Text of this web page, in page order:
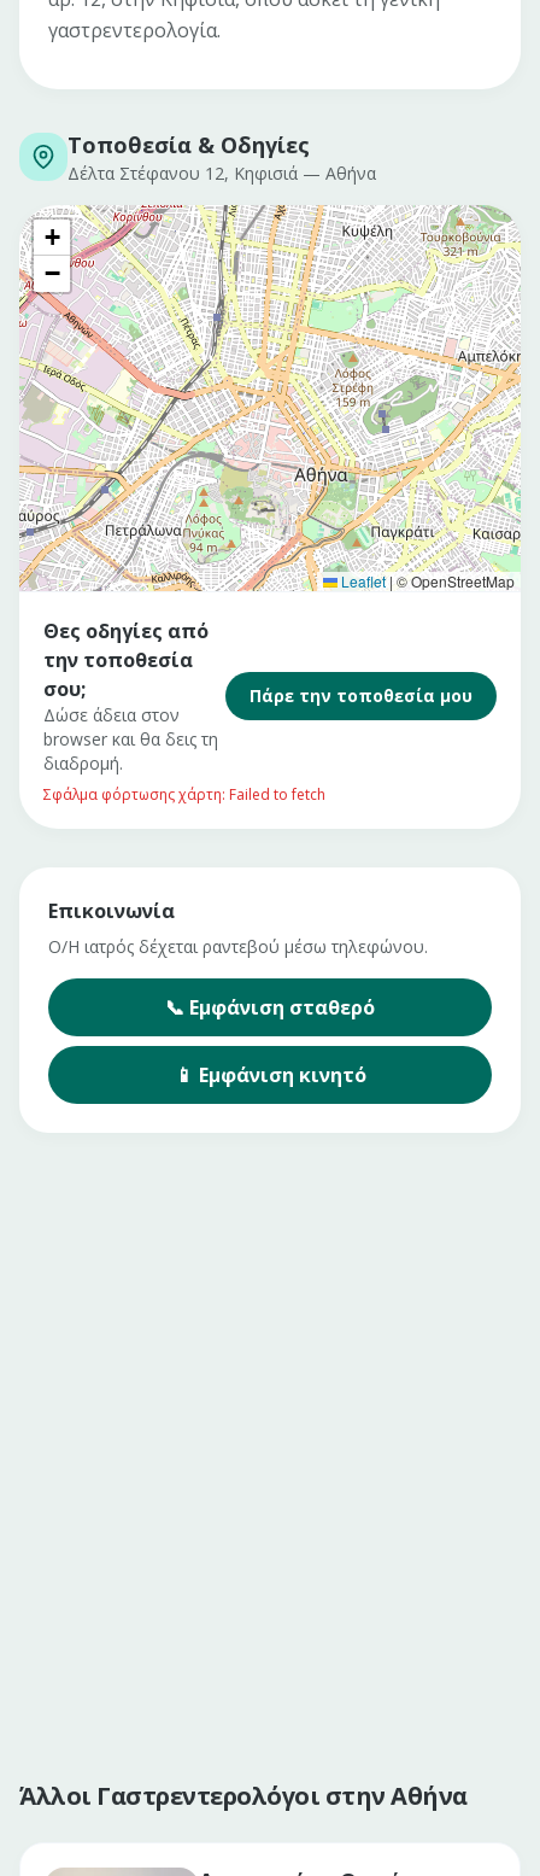
γαστρεντερολογία.
Τοποθεσία & Οδηγίες
Δέλτα Στέφανου 12, Κηφισιά — Αθήνα
+
−
Leaflet |© OpenStreetMap
Θες οδηγίες από
την τοποθεσία
σου;
Δώσε άδεια στον
browser και θα δεις τη
διαδρομή.
Πάρε την τοποθεσία μου
Σφάλμα φόρτωσης χάρτη: Failed to fetch
Επικοινωνία
Ο/Η ιατρός δέχεται ραντεβού μέσω τηλεφώνου.
📞 Εμφάνιση σταθερό
📱 Εμφάνιση κινητό
Άλλοι Γαστρεντερολόγοι στην Αθήνα